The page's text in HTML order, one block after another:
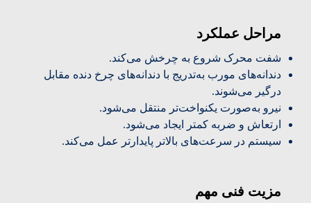
مراحل عملکرد
شفت محرک شروع به چرخش می‌کند.
دندانه‌های مورب به‌تدریج با دندانه‌های چرخ دنده مقابل
درگیر می‌شوند.
نیرو به‌صورت یکنواخت‌تر منتقل می‌شود.
ارتعاش و ضربه کمتر ایجاد می‌شود.
سیستم در سرعت‌های بالاتر پایدارتر عمل می‌کند.
مزیت فنی مهم